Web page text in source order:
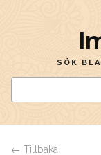
SÖK
← Tillbaka